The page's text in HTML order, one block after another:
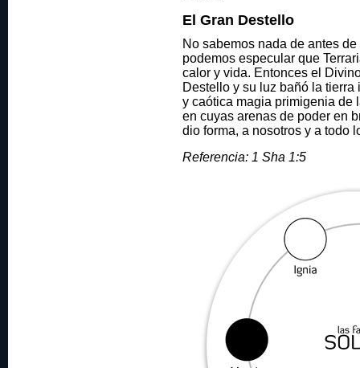
El Gran Destello
No sabemos nada de antes
podemos especular que
calor y vida. Entonces el
Destello y su luz bañó la
y caótica magia primigenia de
en cuyas arenas de poder en
dio forma, a nosotros y a todo
Referencia: 1 Sha 1:5